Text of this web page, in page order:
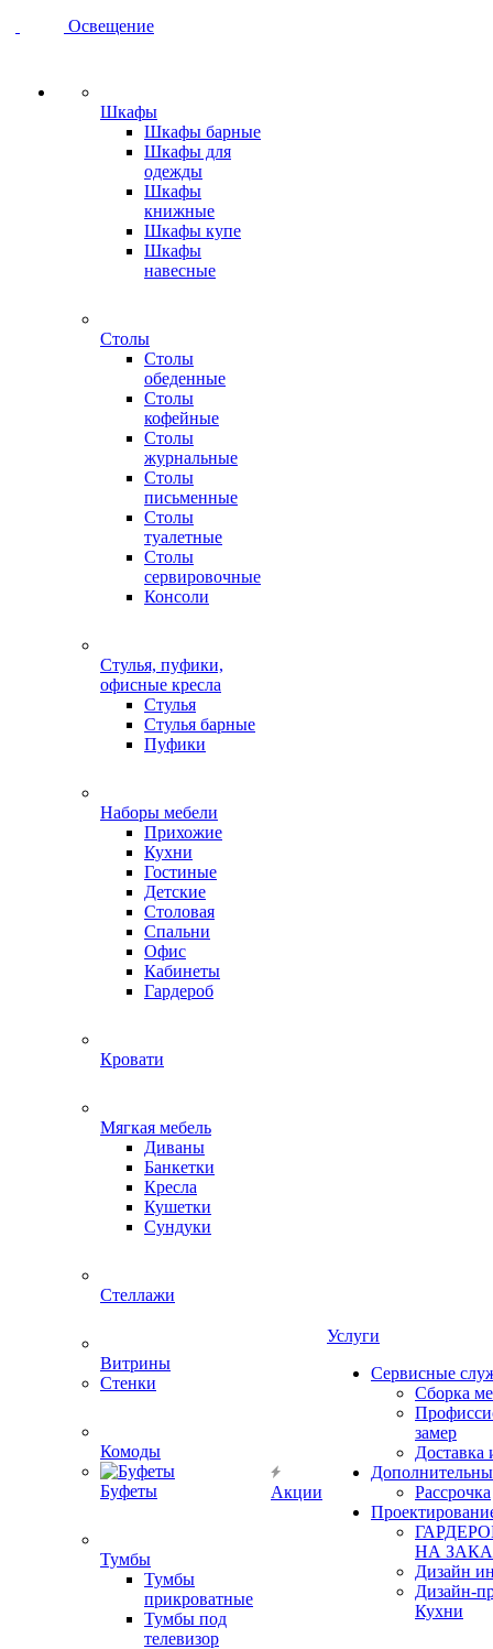
Освещение
Шкафы
Шкафы барные
Шкафы для
одежды
Шкафы
книжные
Шкафы купе
Шкафы
навесные
Столы
Столы
обеденные
Столы
кофейные
Столы
журнальные
Столы
письменные
Столы
туалетные
Столы
сервировочные
Консоли
Стулья, пуфики,
офисные кресла
Стулья
Стулья барные
Пуфики
Наборы мебели
Прихожие
Кухни
Гостиные
Детские
Столовая
Спальни
Офис
Кабинеты
Гардероб
Кровати
Мягкая мебель
Диваны
Банкетки
Кресла
Кушетки
Сундуки
Стеллажи
Витрины
Стенки
Комоды
Буфеты
Тумбы
Тумбы
прикроватные
Тумбы под
телевизор
Акции
Услуги
Сервисные
Сборка
замер
Доставка
Рассрочка
НА
Дизайн
Дизайн-
Кухни